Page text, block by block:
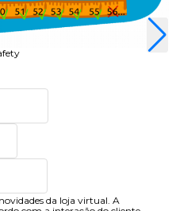
da loja virtual. A